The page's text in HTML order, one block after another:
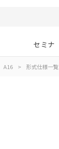
セミナ
A16 > 形式仕様一覧